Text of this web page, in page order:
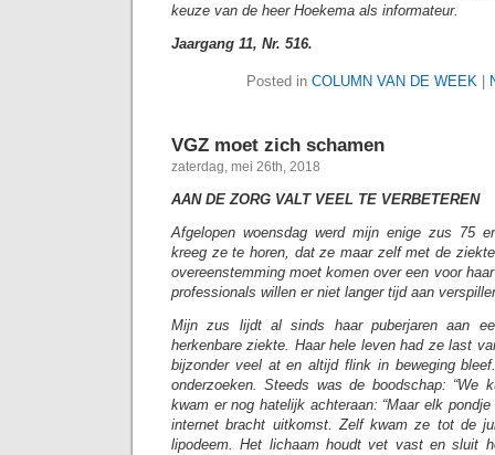
keuze van de heer Hoekema als informateur.
Jaargang 11, Nr. 516.
Posted in COLUMN VAN DE WEEK
VGZ moet zich schamen
zaterdag, mei 26th, 2018
AAN DE ZORG VALT VEEL TE VERBETEREN
Afgelopen woensdag werd mijn enige zus 75
kreeg ze te horen, dat ze maar zelf met de
overeenstemming moet komen over een voor
professionals willen er niet langer tijd aan
Mijn zus lijdt al sinds haar puberjaren aan
herkenbare ziekte. Haar hele leven had ze last
bijzonder veel at en altijd flink in beweging
onderzoeken. Steeds was de boodschap: “We
kwam er nog hatelijk achteraan: “Maar elk
internet bracht uitkomst. Zelf kwam ze tot de
lipodeem. Het lichaam houdt vet vast en sluit